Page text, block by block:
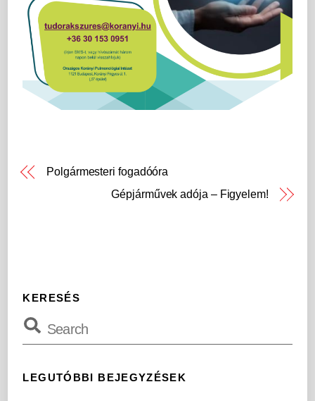
Polgármesteri fogadóóra
Gépjárművek adója – Figyelem!
KERESÉS
LEGUTÓBBI BEJEGYZÉSEK